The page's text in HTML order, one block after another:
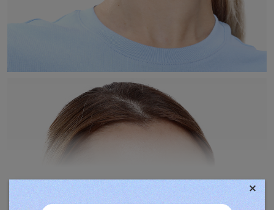
TOVÁBBIAK MEGJELENÍTÉSE ×